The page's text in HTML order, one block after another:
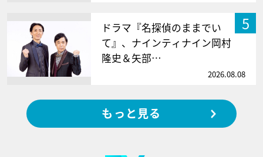
5
ドラマ『名探偵のままでい
て』、ナインティナイン岡村
隆史＆矢部…
2026.08.08
もっと見る